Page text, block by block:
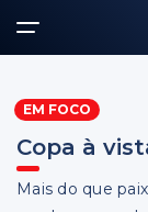
EM FOCO
Copa à
Mais do que